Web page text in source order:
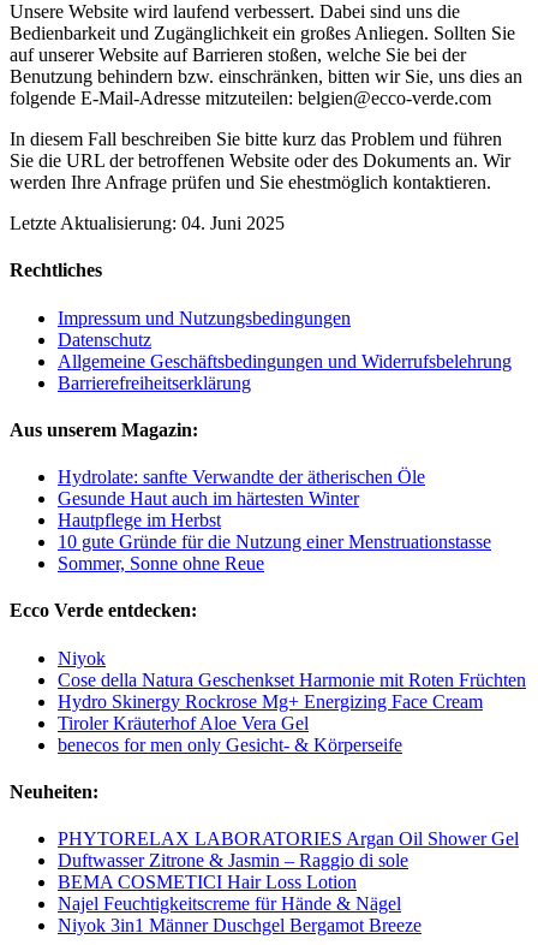
Unsere Website wird laufend verbessert. Dabei sind uns die
Bedienbarkeit und Zugänglichkeit ein großes Anliegen. Sollten Sie
auf unserer Website auf Barrieren stoßen, welche Sie bei der
Benutzung behindern bzw. einschränken, bitten wir Sie, uns dies an
folgende E-Mail-Adresse mitzuteilen: belgien@ecco-verde.com
In diesem Fall beschreiben Sie bitte kurz das Problem und führen
Sie die URL der betroffenen Website oder des Dokuments an. Wir
werden Ihre Anfrage prüfen und Sie ehestmöglich kontaktieren.
Letzte Aktualisierung: 04. Juni 2025
Rechtliches
Impressum und Nutzungsbedingungen
Datenschutz
Allgemeine Geschäftsbedingungen und Widerrufsbelehrung
Barrierefreiheitserklärung
Aus unserem Magazin:
Hydrolate: sanfte Verwandte der ätherischen Öle
Gesunde Haut auch im härtesten Winter
Hautpflege im Herbst
10 gute Gründe für die Nutzung einer Menstruationstasse
Sommer, Sonne ohne Reue
Ecco Verde entdecken:
Niyok
Cose della Natura Geschenkset Harmonie mit Roten Früchten
Hydro Skinergy Rockrose Mg+ Energizing Face Cream
Tiroler Kräuterhof Aloe Vera Gel
benecos for men only Gesicht- & Körperseife
Neuheiten:
PHYTORELAX LABORATORIES Argan Oil Shower Gel
Duftwasser Zitrone & Jasmin – Raggio di sole
BEMA COSMETICI Hair Loss Lotion
Najel Feuchtigkeitscreme für Hände & Nägel
Niyok 3in1 Männer Duschgel Bergamot Breeze